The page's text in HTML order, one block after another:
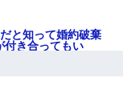
と知って婚約破棄
付き合ってもい